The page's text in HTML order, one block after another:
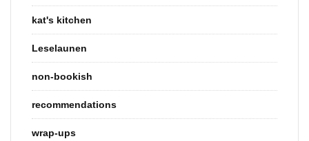
kat's kitchen
Leselaunen
non-bookish
recommendations
wrap-ups